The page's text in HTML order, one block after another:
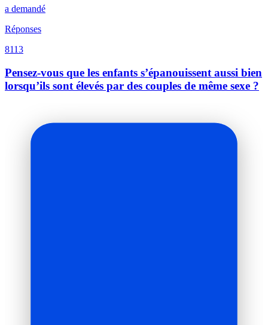
a demandé
Réponses
8113
Pensez-vous que les enfants s’épanouissent aussi bien
lorsqu’ils sont élevés par des couples de même sexe ?